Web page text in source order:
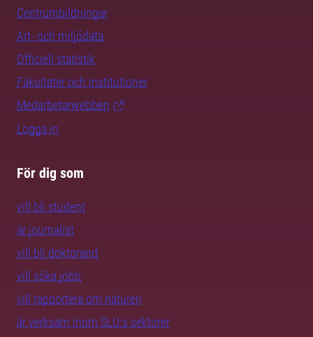
Centrumbildningar
Art- och miljödata
Officiell statistik
Fakulteter och institutioner
Medarbetarwebben
Logga in
För dig som
vill bli student
är journalist
vill bli doktorand
vill söka jobb
vill rapportera om naturen
är verksam inom SLU:s sektorer